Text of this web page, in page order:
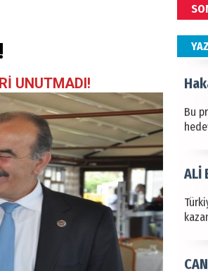
UNUTMADI!
Bu
ALİ